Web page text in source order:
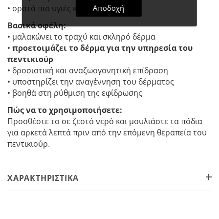
• ορατά πιο υγιές και λαμπερό
Βασικά οφέλη:
• μαλακώνει το τραχύ και σκληρό δέρμα
• προετοιμάζει το δέρμα για την υπηρεσία του
πεντικιούρ
• δροσιστική και αναζωογονητική επίδραση
• υποστηρίζει την αναγέννηση του δέρματος
• βοηθά στη ρύθμιση της εφίδρωσης
Πώς να το χρησιμοποιήσετε:
Προσθέστε το σε ζεστό νερό και μουλιάστε τα πόδια
για αρκετά λεπτά πριν από την επόμενη θεραπεία του
πεντικιούρ.
ΧΑΡΑΚΤΗΡΙΣΤΙΚΆ
Αποδοχή